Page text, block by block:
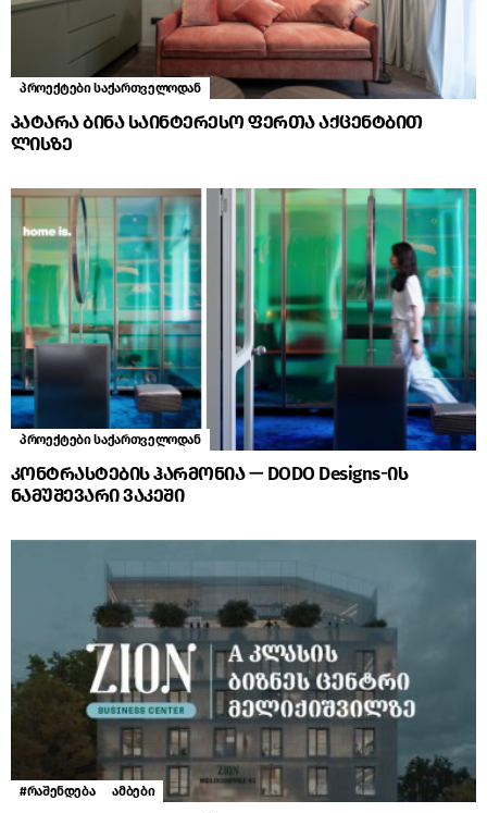
პროექტები საქართველოდან
პატარა ბინა საინტერესო ფერთა აქცენტბით
ლისზე
პროექტები საქართველოდან
კონტრასტების ჰარმონია — DODO Designs-ის
ნამუშევარი ვაკეში
#რაშენდება ამბები